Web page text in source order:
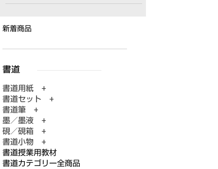
新着商品
書道用紙 +
書道セット +
書道筆 +
墨／墨液 +
硯／硯箱 +
書道小物 +
書道授業用教材
書道カテゴリー全商品